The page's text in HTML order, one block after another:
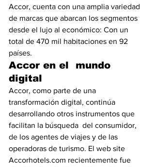
Accor, cuenta con una amplia variedad
de marcas que abarcan los segmentos
desde el lujo al económico: Con un
total de 470 mil habitaciones en 92
países.
Accor en el  mundo
digital
Accor, como parte de una
transformación digital, continúa
desarrollando otros instrumentos que
facilitan la búsqueda  del consumidor,
de los agentes de viajes y de las
operadoras de turismo. El web site
Accorhotels.com recientemente fue